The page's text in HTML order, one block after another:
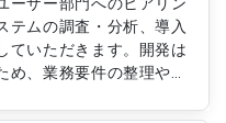
テムの調査・分析、導入
ていただきます。開発は
、業務要件の整理や設
心のポジションです。